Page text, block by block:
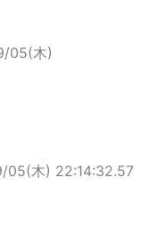
05(木)
05(木) 22:14:32.57